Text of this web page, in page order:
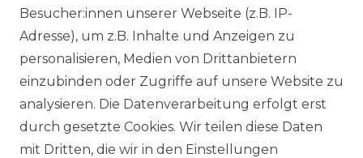
GEWERBETREIBENDE?
HILFE
KONTAKT
ANFAHRT
Besucher:innen unserer Webseite (z.B. IP-
Adresse), um z.B. Inhalte und Anzeigen zu
personalisieren, Medien von Drittanbietern
einzubinden oder Zugriffe auf unsere Website zu
analysieren. Die Datenverarbeitung erfolgt erst
durch gesetzte Cookies. Wir teilen diese Daten
mit Dritten, die wir in den Einstellungen